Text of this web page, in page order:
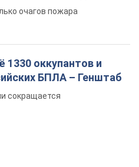
очагов пожара
оккупантов и
БПЛА – Генштаб
сокращается